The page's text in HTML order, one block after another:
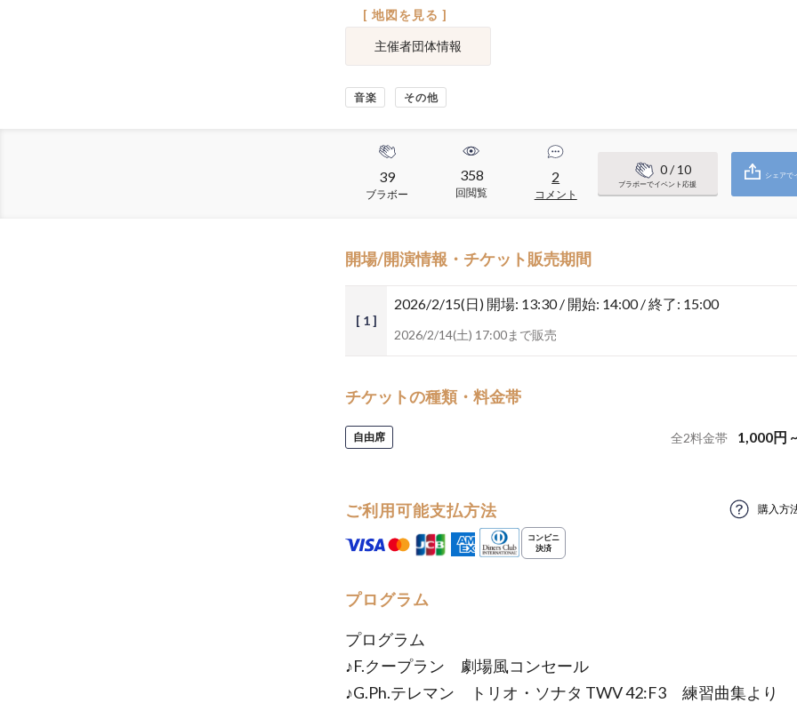
[ 地図を見る ]
主催者団体情報
音楽 その他
39
ブラボー
358
回閲覧
2
コメント
0/ 10
ブラボーでイベント応援
シェアで
開場/開演情報・チケット販売期間
[ 1 ]
2026/2/15(日) 開場: 13:30 / 開始: 14:00 / 終了: 15:00
2026/2/14(土) 17:00まで販売
チケットの種類・料金帯
自由席 全2料金帯 1,000円 ~
ご利用可能支払方法 購入方
プログラム
プログラム
♪F.クープラン 劇場風コンセール
♪G.Ph.テレマン トリオ・ソナタ TWV 42:F3 練習曲集より